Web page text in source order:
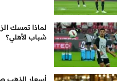
لماذا تمسك
شباب الأهلي؟